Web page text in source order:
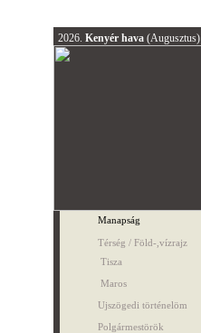
2026. Kenyér hava (Augusztus)
Manapság
Térség / Föld-,vízrajz
Tisza
Maros
Ujszögedi történelöm
Polgármestörök